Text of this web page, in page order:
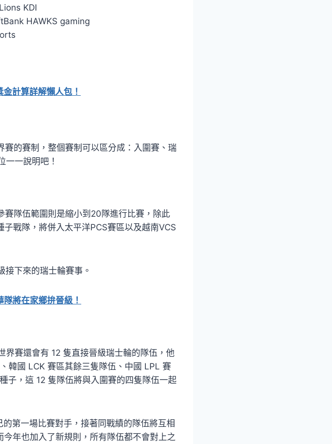
KDI
HAWKS gaming
計算詳解懶人包！
的賽制，整個賽制可以區分成：入圍賽、瑞
一一說明吧！
隊伍範圍則是縮小到20隊進行比賽，除此
戰隊，將併入太平洋PCS賽區以及越南VCS
下來的瑞士輪賽事。
將在家鄉拚晉級！
界賽還會有 12 隻直接晉級瑞士輪的隊伍，他
韓國 LCK 賽區其餘三隻隊伍、中國 LPL 賽
子，這 12 隻隊伍將與入圍賽的四隻隊伍一起
第一場比賽對手，接著同戰績的隊伍將互相
年也加入了新規則，所有隊伍都不會對上之